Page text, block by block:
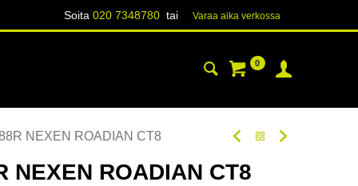
Soita 020 7348780tai Varaa aika verk​​​​ossa
0
NEXEN ROADIAN CT8
NEXEN ROADIAN CT8